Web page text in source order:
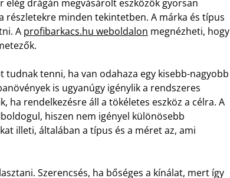
drágán megvásárolt eszközök gyorsan
minden tekintetben. A márka és típus
A profibarkacs.hu weboldalon megnézheti, hogy
tudnak tenni, ha van odahaza egy kisebb-nagyobb
is ugyanúgy igénylik a rendszeres
ha rendelkezésre áll a tökéletes eszköz a célra. A
hiszen nem igényel különösebb
illeti, általában a típus és a méret az, ami
Szerencsés, ha bőséges a kínálat, mert így